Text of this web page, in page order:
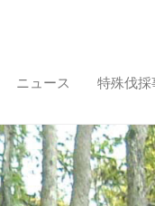
ニュース 特殊伐採